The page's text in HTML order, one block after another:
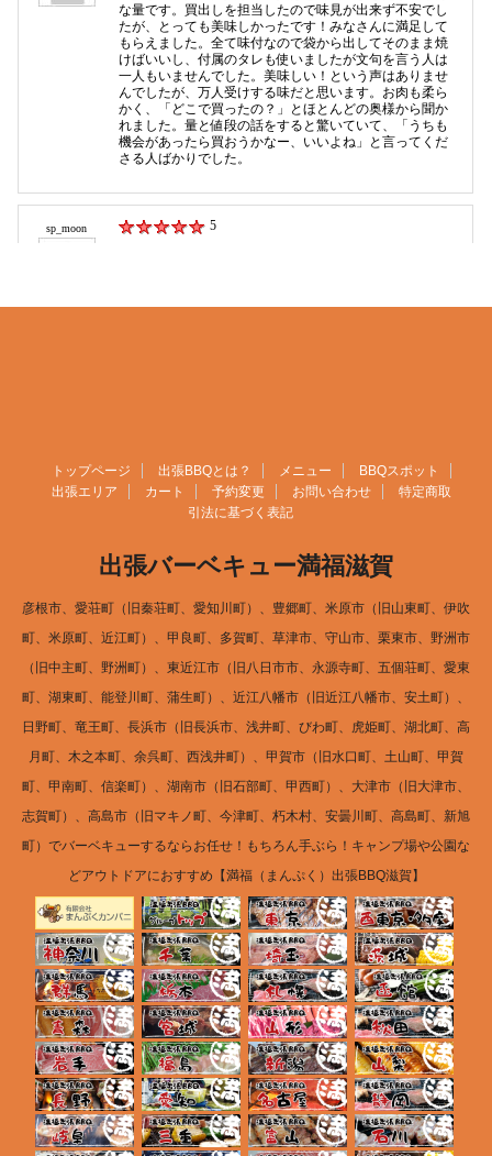
トップページ 出張BBQとは？ メニュー
BBQスポット
出張エリア
カート 予約変更 お問い合わせ
特定商取
引法に基づく表記
出張バーベキュー満福滋賀
彦根市、愛荘町（旧秦荘町、愛知川町）、豊郷町、米原市（旧山東町、伊吹
町、米原町、近江町）、甲良町、多賀町、草津市、守山市、栗東市、野洲市
（旧中主町、野洲町）、東近江市（旧八日市市、永源寺町、五個荘町、愛東
町、湖東町、能登川町、蒲生町）、近江八幡市（旧近江八幡市、安土町）、
日野町、竜王町、長浜市（旧長浜市、浅井町、びわ町、虎姫町、湖北町、高
月町、木之本町、余呉町、西浅井町）、甲賀市（旧水口町、土山町、甲賀
町、甲南町、信楽町）、湖南市（旧石部町、甲西町）、大津市（旧大津市、
志賀町）、高島市（旧マキノ町、今津町、朽木村、安曇川町、高島町、新旭
町）でバーベキューするならお任せ！もちろん手ぶら！キャンプ場や公園な
どアウトドアにおすすめ【満福（まんぷく）出張BBQ滋賀】